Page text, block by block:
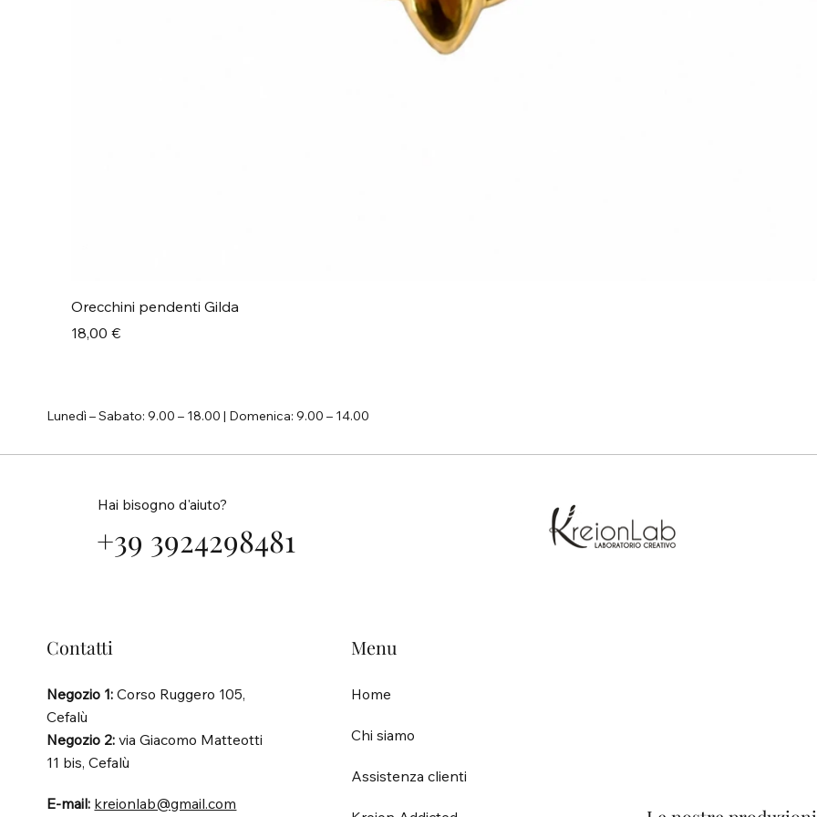
Orecchini pendenti Gilda
Prezzo
18,00 €
Contatti
Negozio 1: Corso Ruggero 105,
Cefalù
Negozio 2: via Giacomo Matteotti
11 bis, Cefalù
E-mail: kreionlab@gmail.com
Menu
Home
Chi siamo
Assistenza clienti
Hai bisogno d'aiuto?
+39 3924298481
Lunedì – Sabato: 9.00 – 18.00 | Domenica: 9.00 – 14.00